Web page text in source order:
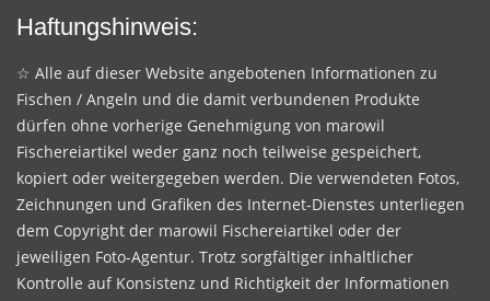
Haftungshinweis:
☆ Alle auf dieser Website angebotenen Informationen zu
Fischen / Angeln und die damit verbundenen Produkte
dürfen ohne vorherige Genehmigung von marowil
Fischereiartikel weder ganz noch teilweise gespeichert,
kopiert oder weitergegeben werden. Die verwendeten Fotos,
Zeichnungen und Grafiken des Internet-Dienstes unterliegen
dem Copyright der marowil Fischereiartikel oder der
jeweiligen Foto-Agentur. Trotz sorgfältiger inhaltlicher
Kontrolle auf Konsistenz und Richtigkeit der Informationen